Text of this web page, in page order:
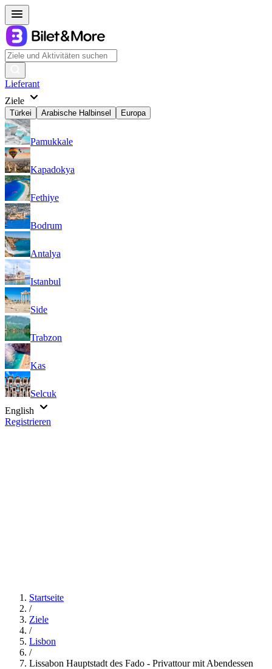
Lieferant
Ziele
Türkei Arabische Halbinsel Europa
Pamukkale
Kapadokya
Fethiye
Bodrum
Antalya
Istanbul
Side
Trabzon
Kas
Selcuk
English
Registrieren
Startseite
/
Ziele
/
Lisbon
/
Lissabon Hauptstadt des Fado - Privattour mit Abendessen